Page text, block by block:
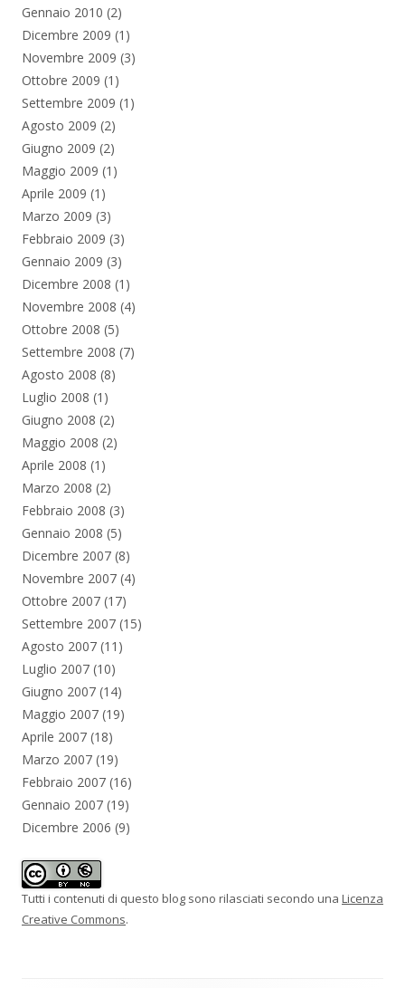
Gennaio 2010 (2)
Dicembre 2009 (1)
Novembre 2009 (3)
Ottobre 2009 (1)
Settembre 2009 (1)
Agosto 2009 (2)
Giugno 2009 (2)
Maggio 2009 (1)
Aprile 2009 (1)
Marzo 2009 (3)
Febbraio 2009 (3)
Gennaio 2009 (3)
Dicembre 2008 (1)
Novembre 2008 (4)
Ottobre 2008 (5)
Settembre 2008 (7)
Agosto 2008 (8)
Luglio 2008 (1)
Giugno 2008 (2)
Maggio 2008 (2)
Aprile 2008 (1)
Marzo 2008 (2)
Febbraio 2008 (3)
Gennaio 2008 (5)
Dicembre 2007 (8)
Novembre 2007 (4)
Ottobre 2007 (17)
Settembre 2007 (15)
Agosto 2007 (11)
Luglio 2007 (10)
Giugno 2007 (14)
Maggio 2007 (19)
Aprile 2007 (18)
Marzo 2007 (19)
Febbraio 2007 (16)
Gennaio 2007 (19)
Dicembre 2006 (9)
Tutti i contenuti di questo blog sono rilasciati secondo una Licenza
Creative Commons.